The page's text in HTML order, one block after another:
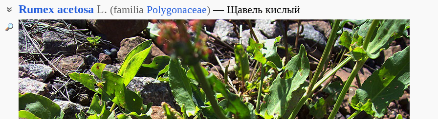
Rumex acetosa L. (familia Polygonaceae) Щавель кислый
Щавель болотно-ключевой
Щавель луговой
Щавель обыкновенный